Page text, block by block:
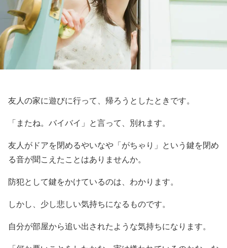
友人の家に遊びに行って、帰ろうとしたときです。
「またね。バイバイ」と言って、別れます。
友人がドアを閉めるやいなや「がちゃり」という鍵を閉め
る音が聞こえたことはありませんか。
防犯として鍵をかけているのは、わかります。
しかし、少し悲しい気持ちになるものです。
自分が部屋から追い出されたような気持ちになります。